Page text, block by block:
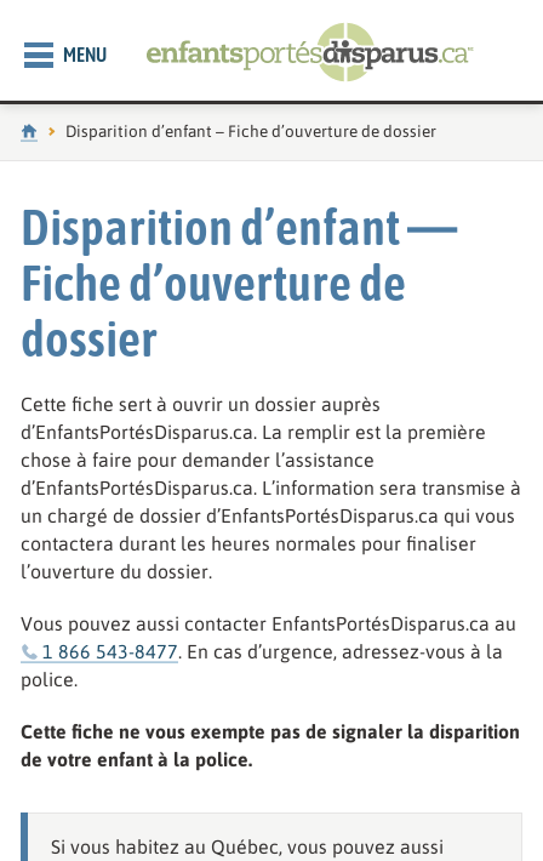
MENU
Accueil
Page actuelle :
Disparition d’enfant – Fiche d’ouverture de dossier
Disparition d’enfant —
Fiche d’ouverture de
dossier
Cette fiche sert à ouvrir un dossier auprès
d’EnfantsPortésDisparus.ca. La remplir est la première
chose à faire pour demander l’assistance
d’EnfantsPortésDisparus.ca. L’information sera transmise à
un chargé de dossier d’EnfantsPortésDisparus.ca qui vous
contactera durant les heures normales pour finaliser
l’ouverture du dossier.
Vous pouvez aussi contacter EnfantsPortésDisparus.ca au
1 866 543-8477. En cas d’urgence, adressez-vous à la
police.
Cette fiche ne vous exempte pas de signaler la disparition
de votre enfant à la police.
Si vous habitez au Québec, vous pouvez aussi